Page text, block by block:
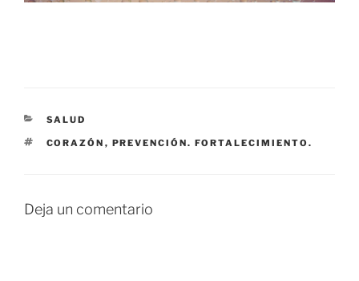
CATEGORÍAS
SALUD
ETIQUETAS
CORAZÓN , PREVENCIÓN. FORTALECIMIENTO.
Deja un comentario